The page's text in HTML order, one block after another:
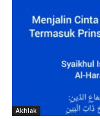
Akhlak